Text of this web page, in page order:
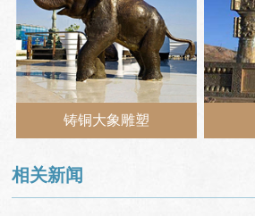
铸铜大象雕塑
相关新闻